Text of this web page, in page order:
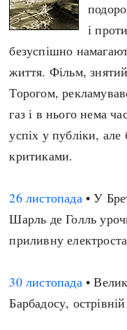
і
безуспішно
життя. Фільм,
Торогом,
газ і в нього нема
успіх у публіки,
критиками.
26 листопада• У
Шарль де Голль
приливну
30 листопада•
Барбадосу,